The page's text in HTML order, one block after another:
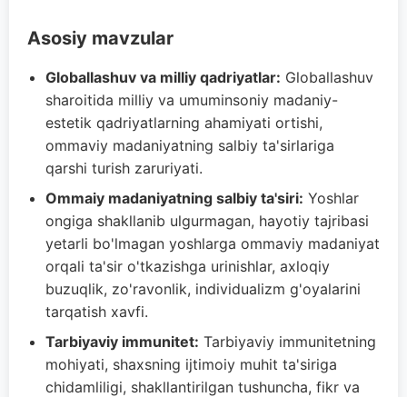
Asosiy mavzular
Globallashuv va milliy qadriyatlar: Globallashuv
sharoitida milliy va umuminsoniy madaniy-
estetik qadriyatlarning ahamiyati ortishi,
ommaviy madaniyatning salbiy ta'sirlariga
qarshi turish zaruriyati.
Ommaiy madaniyatning salbiy ta'siri: Yoshlar
ongiga shakllanib ulgurmagan, hayotiy tajribasi
yetarli bo'lmagan yoshlarga ommaviy madaniyat
orqali ta'sir o'tkazishga urinishlar, axloqiy
buzuqlik, zo'ravonlik, individualizm g'oyalarini
tarqatish xavfi.
Tarbiyaviy immunitet: Tarbiyaviy immunitetning
mohiyati, shaxsning ijtimoiy muhit ta'siriga
chidamliligi, shakllantirilgan tushuncha, fikr va